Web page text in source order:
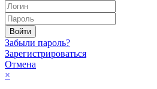
Забыли пароль?
Зарегистрироваться
Отмена
×